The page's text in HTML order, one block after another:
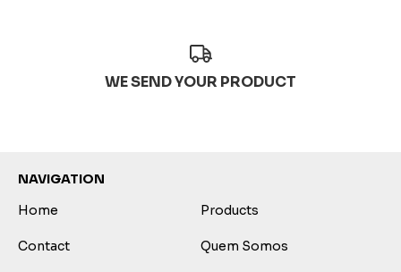
WE SEND YOUR PRODUCT
NAVIGATION
Home
Products
Contact Quem Somos